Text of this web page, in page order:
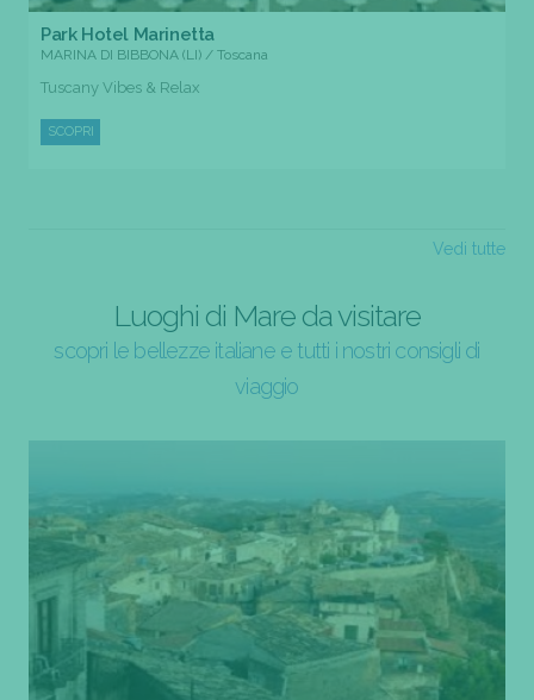
Park Hotel Marinetta
MARINA DI BIBBONA (LI) / Toscana
Tuscany Vibes & Relax
SCOPRI
Vedi tutte
Luoghi di Mare da visitare
scopri le bellezze italiane e tutti i nostri consigli di
viaggio